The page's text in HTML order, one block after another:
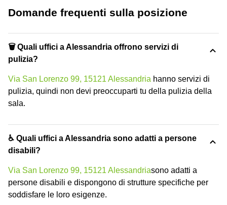
Domande frequenti sulla posizione
🗑 Quali uffici a Alessandria offrono servizi di
pulizia?
Via San Lorenzo 99, 15121 Alessandria hanno servizi di
pulizia, quindi non devi preoccuparti tu della pulizia della
sala.
♿ Quali uffici a Alessandria sono adatti a persone
disabili?
Via San Lorenzo 99, 15121 Alessandriasono adatti a
persone disabili e dispongono di strutture specifiche per
soddisfare le loro esigenze.